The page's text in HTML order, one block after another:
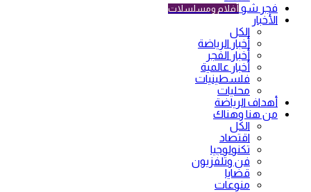
فجر شو أفلام ومسلسلات
الأخبار
الكل
أخبار الرياضة
أخبار الفجر
أخبار عالمية
فلسطينيات
محليات
أهداف الرياضة
من هنا وهناك
الكل
اقتصاد
تكنولوجيا
فن وتلفزيون
قضايا
منوعات